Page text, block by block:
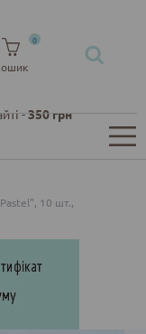
-350 грн
0
10 шт.,